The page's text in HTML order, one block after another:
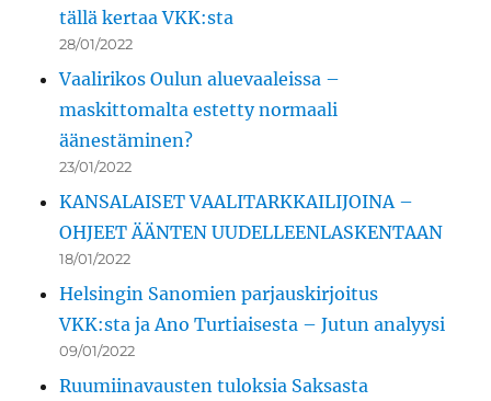
tällä kertaa VKK:sta
28/01/2022
Vaalirikos Oulun aluevaaleissa –
maskittomalta estetty normaali
äänestäminen?
23/01/2022
KANSALAISET VAALITARKKAILIJOINA –
OHJEET ÄÄNTEN UUDELLEENLASKENTAAN
18/01/2022
Helsingin Sanomien parjauskirjoitus
VKK:sta ja Ano Turtiaisesta – Jutun analyysi
09/01/2022
Ruumiinavausten tuloksia Saksasta